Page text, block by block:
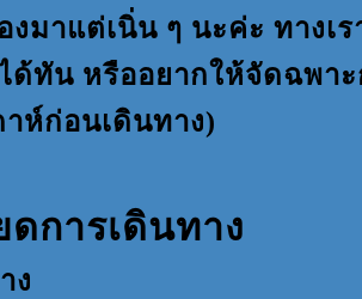
มาแต่เนิ่น ๆ นะค่ะ ทางเ
ด้ทัน หรืออยากให้จัดฉพา
ห์ก่อนเดินทาง)
ดการเดินทาง
ง